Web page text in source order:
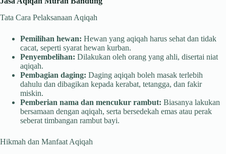
Tata Cara Pelaksanaan Aqiqah
Pemilihan hewan: Hewan yang aqiqah harus sehat dan tidak
cacat, seperti syarat hewan kurban.
Penyembelihan: Dilakukan oleh orang yang ahli, disertai niat
aqiqah.
Pembagian daging: Daging aqiqah boleh masak terlebih
dahulu dan dibagikan kepada kerabat, tetangga, dan fakir
miskin.
Pemberian nama dan mencukur rambut: Biasanya lakukan
bersamaan dengan aqiqah, serta bersedekah emas atau perak
seberat timbangan rambut bayi.
Hikmah dan Manfaat Aqiqah